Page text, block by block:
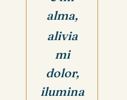
alma,
alivia
mi
dolor,
ilumina